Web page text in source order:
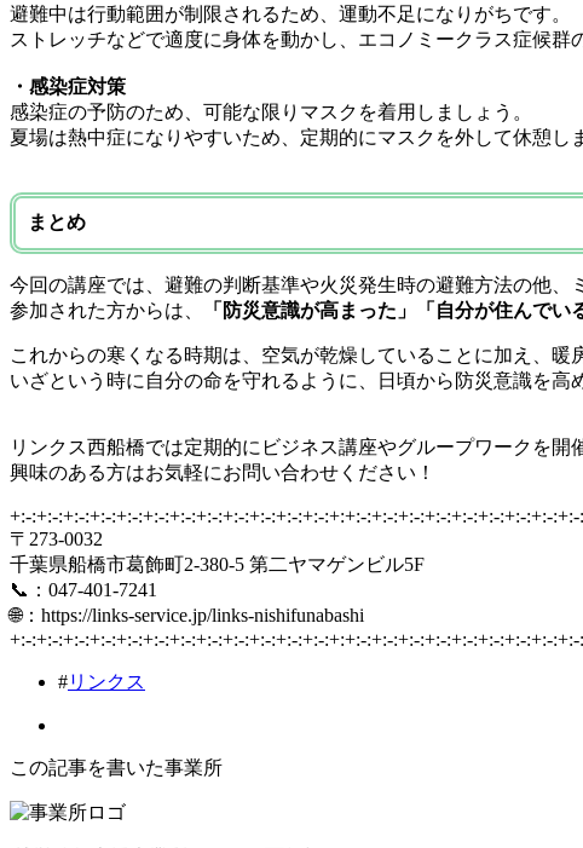
避難中は行動範囲が制限されるため、運動不足になりがちです。
ストレッチなどで適度に身体を動かし、エコノミークラス症候群
・感染症対策
感染症の予防のため、可能な限りマスクを着用しましょう。
夏場は熱中症になりやすいため、定期的にマスクを外して休憩し
まとめ
今回の講座では、避難の判断基準や火災発生時の避難方法の他
参加された方からは、
「防災意識が高まった」「自分が住んで
これからの寒くなる時期は、空気が乾燥していることに加え、
いざという時に自分の命を守れるように、日頃から防災意識を高
リンクス西船橋では定期的にビジネス講座やグループワークを開
興味のある方はお気軽にお問い合わせください！
+:-:+:-:+:-:+:-:+:-:+:-:+:-:+:-:+:-:+:-:+:-:+:-:+:+:-:+:-:+:-:+:-:+:-:+:-:+:-:+:-
〒273-0032
千葉県船橋市葛飾町2-380-5 第二ヤマゲンビル5F
📞：047-401-7241
🌐：https://links-service.jp/links-nishifunabashi
+:-:+:-:+:-:+:-:+:-:+:-:+:-:+:-:+:-:+:-:+:-:+:-:+:+:-:+:-:+:-:+:-:+:-:+:-:+:-:+:-
#リンクス
この記事を書いた事業所